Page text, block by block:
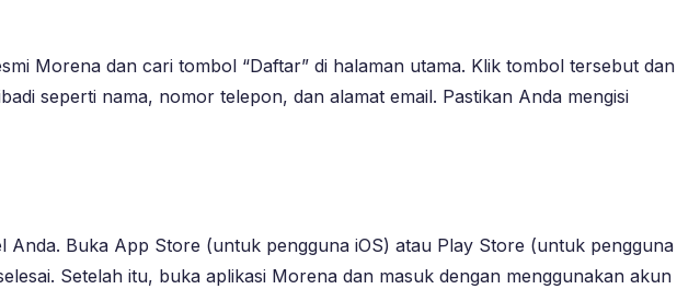
Morena dan cari tombol “Daftar” di halaman utama. Klik tombol tersebut dan
seperti nama, nomor telepon, dan alamat email. Pastikan Anda mengisi
Buka App Store (untuk pengguna iOS) atau Play Store (untuk pengguna
Setelah itu, buka aplikasi Morena dan masuk dengan menggunakan akun